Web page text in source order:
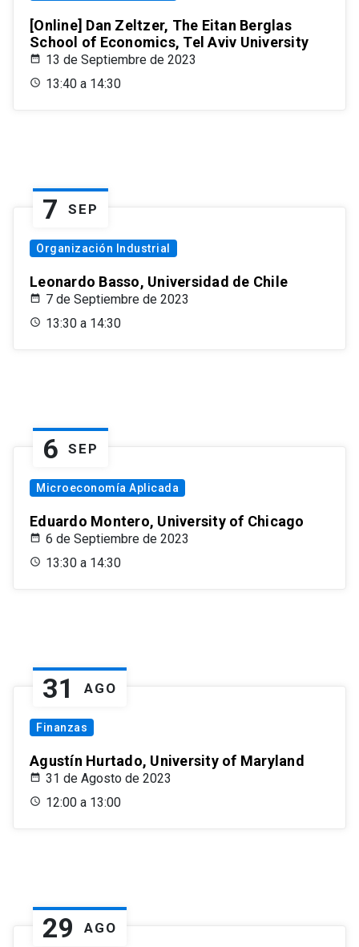
[Online] Dan Zeltzer, The Eitan Berglas
School of Economics, Tel Aviv University
13 de Septiembre de 2023
13:40 a 14:30
7 SEP
Organización Industrial
Leonardo Basso, Universidad de Chile
7 de Septiembre de 2023
13:30 a 14:30
6 SEP
Microeconomía Aplicada
Eduardo Montero, University of Chicago
6 de Septiembre de 2023
13:30 a 14:30
31 AGO
Finanzas
Agustín Hurtado, University of Maryland
31 de Agosto de 2023
12:00 a 13:00
29 AGO